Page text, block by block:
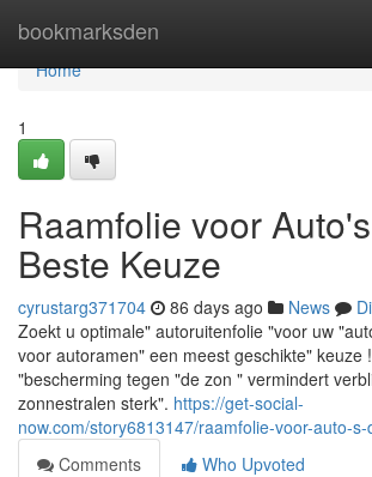
bookmarksden
Home
Home
1
Raamfolie voor
Beste Keuze
cyrustarg371704 86 days ago News
Zoekt u optimale" autoruitenfolie "voor uw
voor autoramen" een meest geschikte" keuze
"bescherming tegen "de zon " vermindert
zonnestralen sterk". https://get-social-
now.com/story6813147/raamfolie-voor-auto-
Comments
Who Upvoted